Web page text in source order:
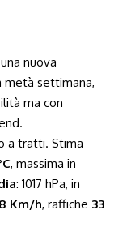
nuova
metà settimana,
ma con
a tratti. Stima
, massima in
: 1017 hPa, in
8 Km/h, raffiche 33